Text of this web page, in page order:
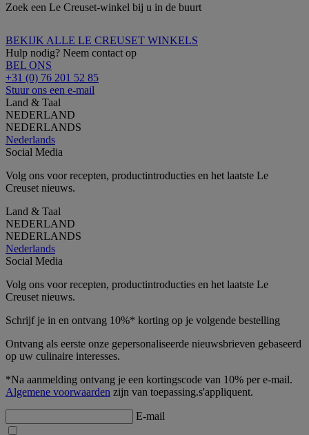
Zoek een Le Creuset-winkel bij u in de buurt
BEKIJK ALLE LE CREUSET WINKELS
Hulp nodig? Neem contact op
BEL ONS
+31 (0) 76 201 52 85
Stuur ons een e-mail
Land & Taal
NEDERLAND
NEDERLANDS
Nederlands
Social Media
Volg ons voor recepten, productintroducties en het laatste Le
Creuset nieuws.
Land & Taal
NEDERLAND
NEDERLANDS
Nederlands
Social Media
Volg ons voor recepten, productintroducties en het laatste Le
Creuset nieuws.
Schrijf je in en ontvang 10%* korting op je volgende bestelling
Ontvang als eerste onze gepersonaliseerde nieuwsbrieven gebaseerd
op uw culinaire interesses.
*Na aanmelding ontvang je een kortingscode van 10% per e-mail.
Algemene voorwaarden zijn van toepassing.s'appliquent.
E-mail